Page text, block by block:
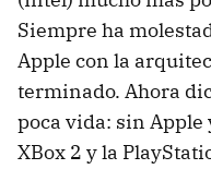
Siempre ha
Apple con la
terminado. Ahora
poca vida: sin Apple
XBox 2 y la